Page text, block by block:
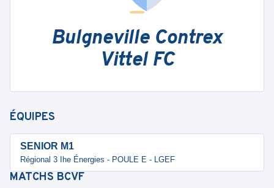
Bulgneville Contrex
Vittel FC
ÉQUIPES
SENIOR M1
Régional 3 Ihe Énergies - POULE E - LGEF
MATCHS BCVF